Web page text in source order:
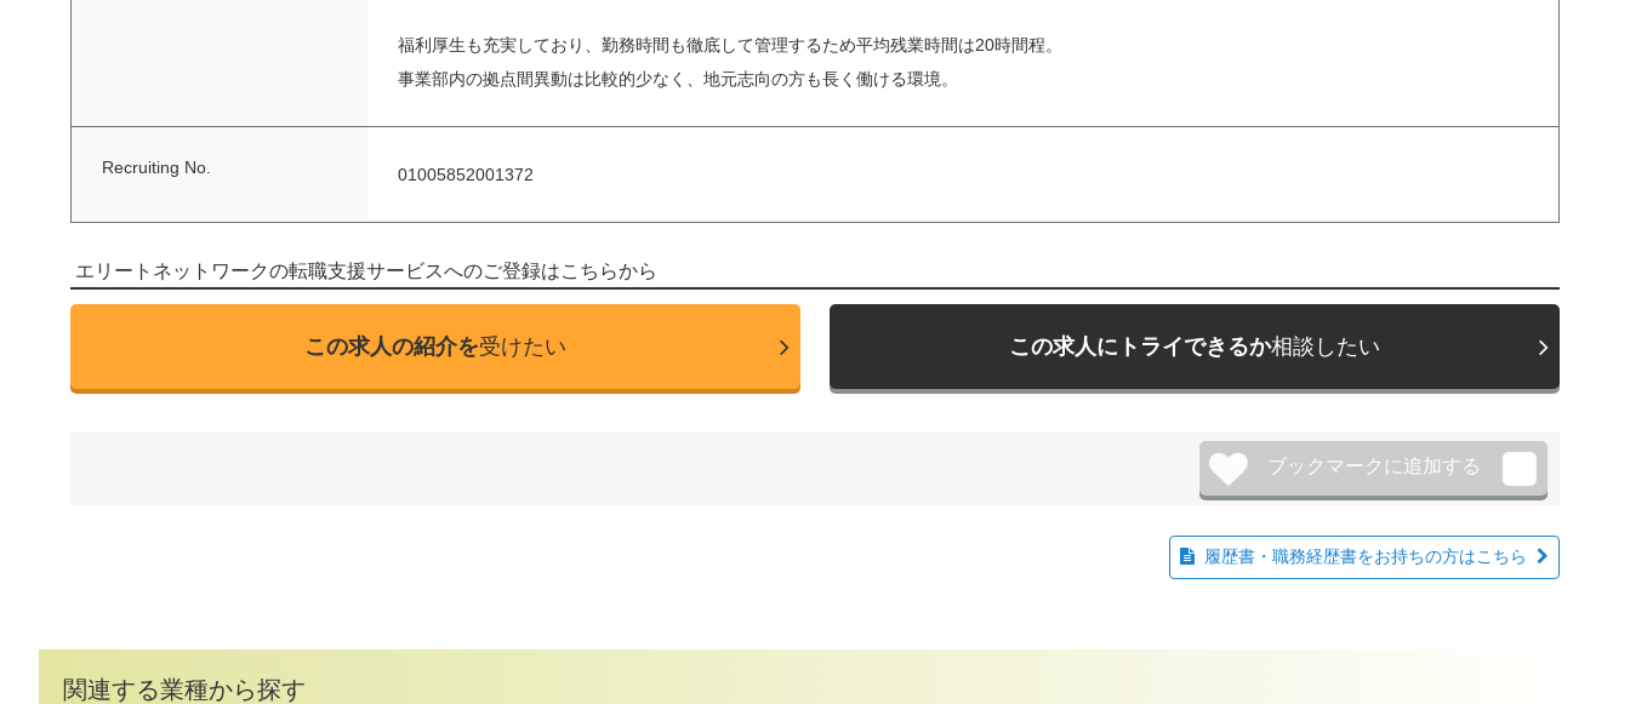
福利厚生も充実しており、勤務時間も徹底して管理するため平均残業時間は20時間程。
事業部内の拠点間異動は比較的少なく、地元志向の方も長く働ける環境。
Recruiting No. 01005852001372
エリートネットワークの転職支援サービスへのご登録はこちらから
この求人の紹介を受けたい この求人にトライできるか相談したい
履歴書・職務経歴書をお持ちの方はこちら
関連する業種から探す